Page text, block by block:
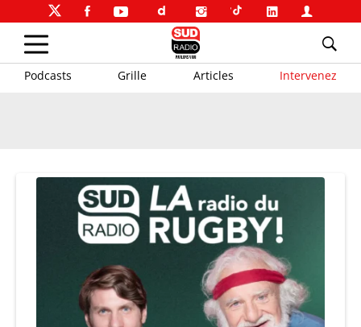
Podcasts Grille Articles Intervenez